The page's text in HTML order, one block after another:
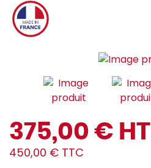
375,00 € HT
450,00 € TTC